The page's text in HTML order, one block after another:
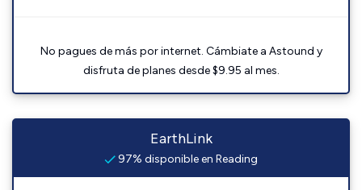
No pagues de más por internet. Cámbiate a Astound y
disfruta de planes desde $9.95 al mes.
EarthLink
97% disponible en Reading